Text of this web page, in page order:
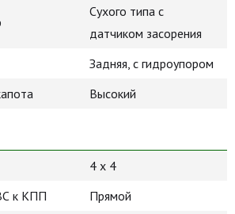
Сухого типа с
датчиком засорения
Задняя, с гидроупором
Высокий
4 х 4
к КПП
Прямой